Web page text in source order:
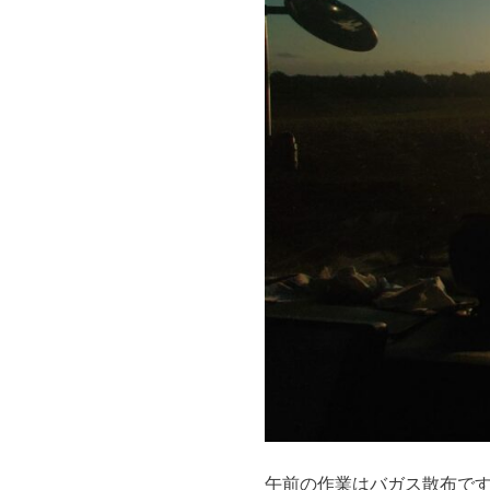
午前の作業はバガス散布で